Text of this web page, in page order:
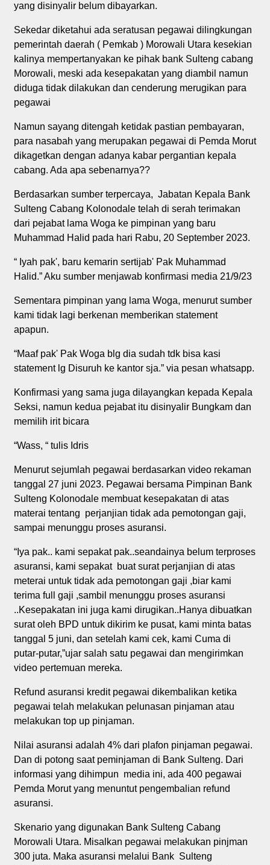
yang disinyalir belum dibayarkan.
Sekedar diketahui ada seratusan pegawai dilingkungan
pemerintah daerah ( Pemkab ) Morowali Utara kesekian
kalinya mempertanyakan ke pihak bank Sulteng cabang
Morowali, meski ada kesepakatan yang diambil namun
diduga tidak dilakukan dan cenderung merugikan para
pegawai
Namun sayang ditengah ketidak pastian pembayaran,
para nasabah yang merupakan pegawai di Pemda Morut
dikagetkan dengan adanya kabar pergantian kepala
cabang. Ada apa sebenarnya??
Berdasarkan sumber terpercaya, Jabatan Kepala Bank
Sulteng Cabang Kolonodale telah di serah terimakan
dari pejabat lama Woga ke pimpinan yang baru
Muhammad Halid pada hari Rabu, 20 September 2023.
“ Iyah pak', baru kemarin sertijab' Pak Muhammad
Halid.” Aku sumber menjawab konfirmasi media 21/9/23
Sementara pimpinan yang lama Woga, menurut sumber
kami tidak lagi berkenan memberikan statement
apapun.
“Maaf pak' Pak Woga blg dia sudah tdk bisa kasi
statement lg Disuruh ke kantor sja.” via pesan whatsapp.
Konfirmasi yang sama juga dilayangkan kepada Kepala
Seksi, namun kedua pejabat itu disinyalir Bungkam dan
memilih irit bicara
“Wass, “ tulis Idris
Menurut sejumlah pegawai berdasarkan video rekaman
tanggal 27 juni 2023. Pegawai bersama Pimpinan Bank
Sulteng Kolonodale membuat kesepakatan di atas
materai tentang perjanjian tidak ada pemotongan gaji,
sampai menunggu proses asuransi.
“Iya pak.. kami sepakat pak..seandainya belum terproses
asuransi, kami sepakat buat surat perjanjian di atas
meterai untuk tidak ada pemotongan gaji ,biar kami
terima full gaji ,sambil menunggu proses asuransi
..Kesepakatan ini juga kami dirugikan..Hanya dibuatkan
surat oleh BPD untuk dikirim ke pusat, kami minta batas
tanggal 5 juni, dan setelah kami cek, kami Cuma di
putar-putar,”ujar salah satu pegawai dan mengirimkan
video pertemuan mereka.
Refund asuransi kredit pegawai dikembalikan ketika
pegawai telah melakukan pelunasan pinjaman atau
melakukan top up pinjaman.
Nilai asuransi adalah 4% dari plafon pinjaman pegawai.
Dan di potong saat peminjaman di Bank Sulteng. Dari
informasi yang dihimpun media ini, ada 400 pegawai
Pemda Morut yang menuntut pengembalian refund
asuransi.
Skenario yang digunakan Bank Sulteng Cabang
Morowali Utara. Misalkan pegawai melakukan pinjman
300 juta. Maka asuransi melalui Bank Sulteng